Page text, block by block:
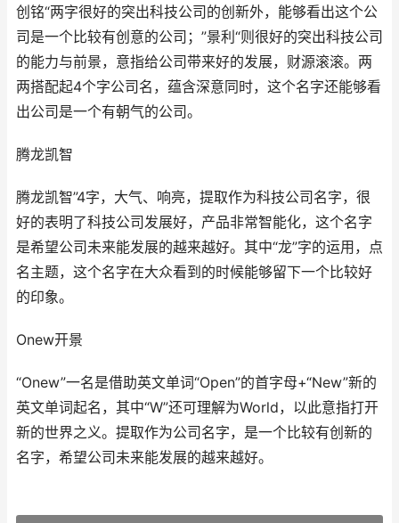
创铭“两字很好的突出科技公司的创新外，能够看出这个公
司是一个比较有创意的公司；”景利“则很好的突出科技公司
的能力与前景，意指给公司带来好的发展，财源滚滚。两
两搭配起4个字公司名，蕴含深意同时，这个名字还能够看
出公司是一个有朝气的公司。
腾龙凯智
腾龙凯智”4字，大气、响亮，提取作为科技公司名字，很
好的表明了科技公司发展好，产品非常智能化，这个名字
是希望公司未来能发展的越来越好。其中“龙”字的运用，点
名主题，这个名字在大众看到的时候能够留下一个比较好
的印象。
Onew开景
“Onew”一名是借助英文单词“Open”的首字母+“New”新的
英文单词起名，其中“W”还可理解为World，以此意指打开
新的世界之义。提取作为公司名字，是一个比较有创新的
名字，希望公司未来能发展的越来越好。